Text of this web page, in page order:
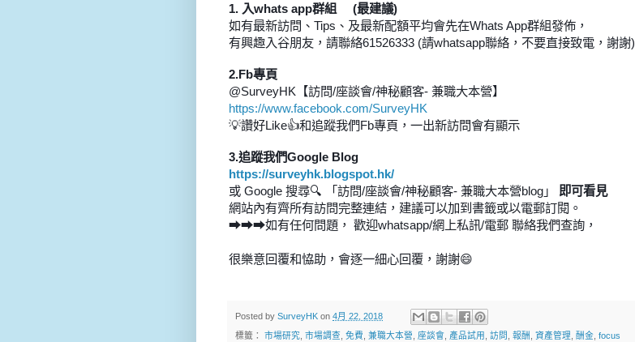
1. 入whats app群組 (最建議)
如有最新訪問、 Tips 、及最新配額平均會先在Whats App群組發佈，
有興趣入谷朋友，請聯絡61526333 (請whatsapp聯絡，不要直接致電，謝謝)
2.Fb專頁
@SurveyHK 【訪問/座談會/神秘顧客- 兼職大本營】
https://www.facebook.com/SurveyHK
💡讚好Like👍和追蹤我們Fb專頁，一出新訪問會有顯示
3.追蹤我們Google Blog
https://surveyhk.blogspot.hk/
或 Google 搜尋🔍 「訪問/座談會/神秘顧客- 兼職大本營blog 」 即可看見
網站內有齊所有訪問完整連結，建議可以加到書籤或以電郵訂閱 。
➡➡➡如有任何問題， 歡迎whatsapp/網上私訊/電郵 聯絡我們查詢，
很樂意回覆和恊助，會逐一細心回覆，謝謝😄
Posted by SurveyHK on 4月 22, 2018
標籤： 市場研究 市場調查 免費 兼職大本營 座談會 產品試用 訪問 報酬 資產管理 酬金 focus